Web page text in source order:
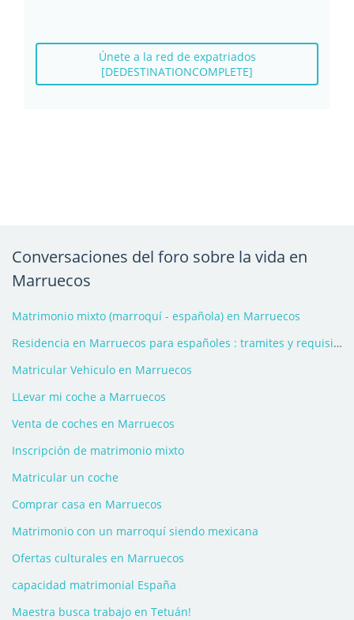
Únete a la red de expatriados
[DEDESTINATIONCOMPLETE]
Conversaciones del foro sobre la vida en
Marruecos
Matrimonio mixto (marroquí - española) en Marruecos
Residencia en Marruecos para españoles : tramites y requisitos
Matricular Vehiculo en Marruecos
LLevar mi coche a Marruecos
Venta de coches en Marruecos
Inscripción de matrimonio mixto
Matricular un coche
Comprar casa en Marruecos
Matrimonio con un marroquí siendo mexicana
Ofertas culturales en Marruecos
capacidad matrimonial España
Maestra busca trabajo en Tetuán!